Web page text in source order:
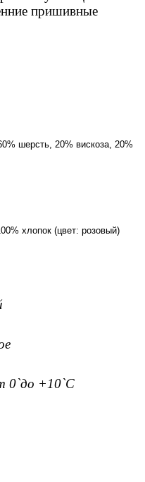
пришивные
шерсть, 20% вискоза, 20%
хлопок (цвет: розовый)
0`до +10`С